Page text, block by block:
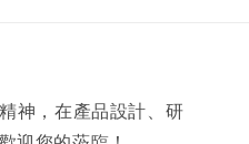
神，在產品設計、研